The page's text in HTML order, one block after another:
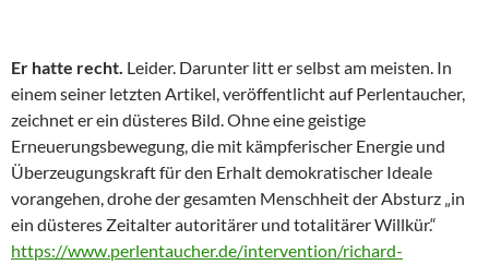
Er hatte recht. Leider. Darunter litt er selbst am meisten. In
einem seiner letzten Artikel, veröffentlicht auf Perlentaucher,
zeichnet er ein düsteres Bild. Ohne eine geistige
Erneuerungsbewegung, die mit kämpferischer Energie und
Überzeugungskraft für den Erhalt demokratischer Ideale
vorangehen, drohe der gesamten Menschheit der Absturz „in
ein düsteres Zeitalter autoritärer und totalitärer Willkür.“
https://www.perlentaucher.de/intervention/richard-